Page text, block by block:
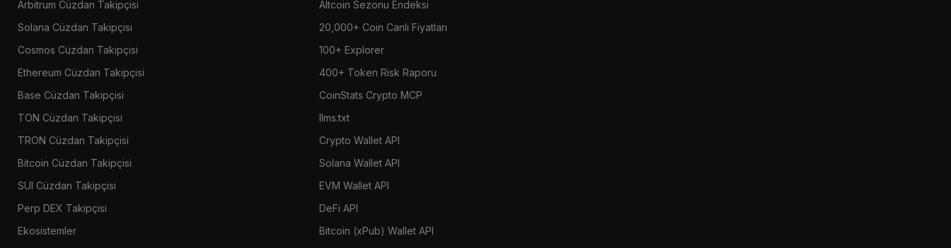
Arbitrum Cüzdan Takipçisi
Solana Cüzdan Takipçisi
Cosmos Cüzdan Takipçisi
Ethereum Cüzdan Takipçisi
Base Cüzdan Takipçisi
TON Cüzdan Takipçisi
TRON Cüzdan Takipçisi
Bitcoin Cüzdan Takipçisi
SUI Cüzdan Takipçisi
Perp DEX Takipçisi
Ekosistemler
Altcoin Sezonu Endeksi
20,000+ Coin Canlı Fiyatları
100+ Explorer
400+ Token Risk Raporu
CoinStats Crypto MCP
llms.txt
Crypto Wallet API
Solana Wallet API
EVM Wallet API
DeFi API
Bitcoin (xPub) Wallet API